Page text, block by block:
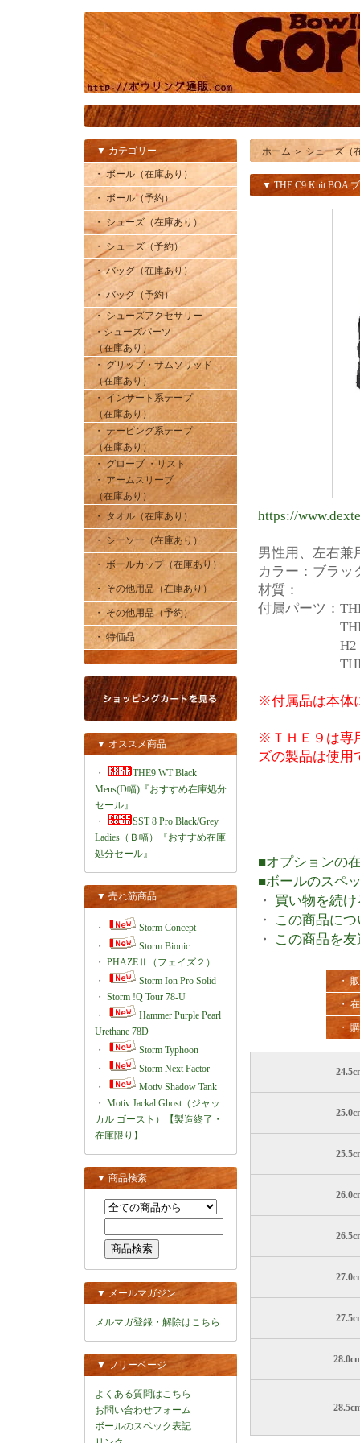
▼ カテゴリー
・ ボール（在庫あり）
・ ボール（予約）
・ シューズ（在庫あり）
・ シューズ（予約）
・ バッグ（在庫あり）
・ バッグ（予約）
・ シューズアクセサリー
・シューズパーツ
（在庫あり）
・ グリップ・サムソリッド
（在庫あり）
・ インサート系テープ
（在庫あり）
・ テーピング系テープ
（在庫あり）
・ グローブ ・リスト
・ アームスリーブ
（在庫あり）
・ タオル（在庫あり）
・ シーソー（在庫あり）
・ ボールカップ（在庫あり）
・ その他用品（在庫あり）
・ その他用品（予約）
・ 特価品
▼ オススメ商品
・
THE9 WT Black
Mens(D幅)『おすすめ在庫処分
セール』
・
SST 8 Pro Black/Grey
Ladies（Ｂ幅）『おすすめ在庫
処分セール』
▼ 売れ筋商品
・
Storm Concept
・
Storm Bionic
・ PHAZEⅡ（フェイズ２）
・
Storm Ion Pro Solid
・ Storm !Q Tour 78-U
・
Hammer Purple Pearl
Urethane 78D
・
Storm Typhoon
・
Storm Next Factor
・
Motiv Shadow Tank
・ Motiv Jackal Ghost（ジャッ
カル ゴースト）【製造終了・
在庫限り】
▼ 商品検索
▼ メールマガジン
メルマガ登録・解除はこちら
▼ フリーページ
よくある質問はこちら
お問い合わせフォーム
ボールのスペック表記
ホーム ＞ シューズ（
▼ THE C9 Knit BOA
https://
男性用、左右兼
カラー：ブラッ
材質：
付属パーツ：
THE9
H2・
THE9
※付属品は本体
※ＴＨＥ９は専
ズの製品は使用
■オプションの
■ボールのスペ
・ 買い物を続け
・
この商品に
・
この商品を
・
・
・